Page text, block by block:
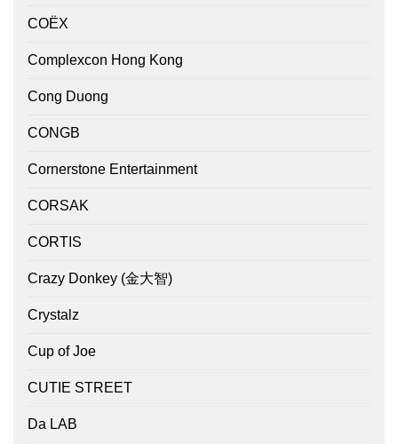
COËX
Complexcon Hong Kong
Cong Duong
CONGB
Cornerstone Entertainment
CORSAK
CORTIS
Crazy Donkey (金大智)
Crystalz
Cup of Joe
CUTIE STREET
Da LAB